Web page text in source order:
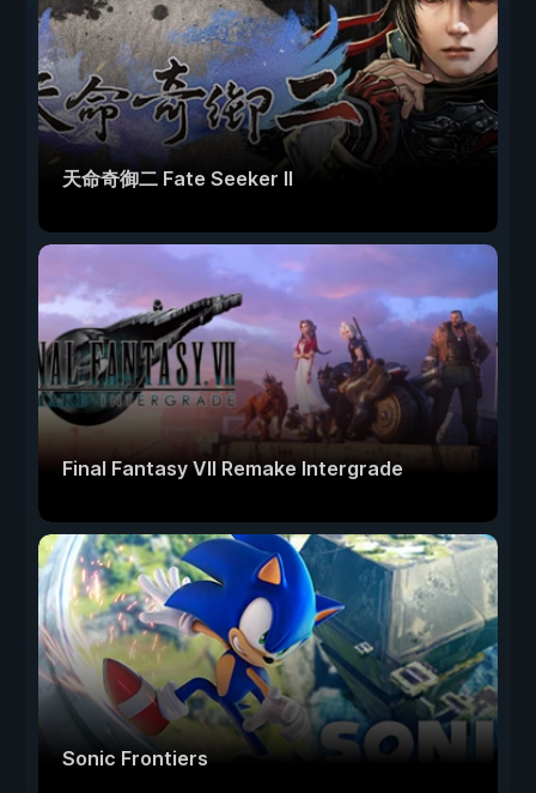
天命奇御二 Fate Seeker II
Final Fantasy VII Remake Intergrade
Sonic Frontiers